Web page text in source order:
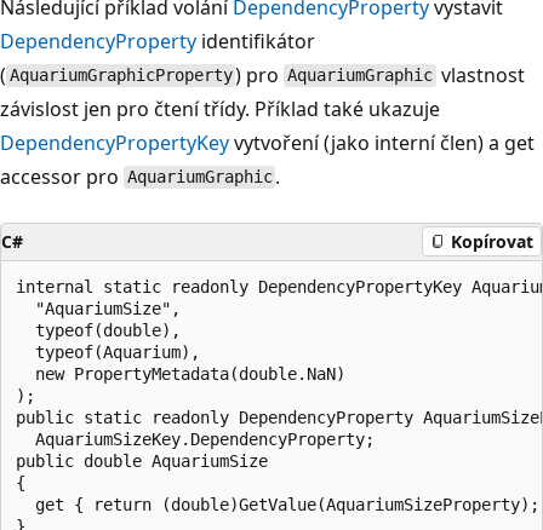
Následující příklad voláníDependencyPropertyvystavit
DependencyProperty identifikátor
( AquariumGraphicProperty) pro AquariumGraphic vlastnost
závislost jen pro čtení třídy. Příklad také ukazuje
DependencyPropertyKeyvytvoření (jako interní člen) a get
accessor pro AquariumGraphic .
C# Kopírovat
internal static readonly DependencyPropertyKey
  "AquariumSize",
  typeof(double),
  typeof(Aquarium),
  new PropertyMetadata(double.NaN)
);
public static readonly DependencyProperty
  AquariumSizeKey.DependencyProperty;
public double AquariumSize
{
get { return (double)GetValue(AquariumSizeProperty);